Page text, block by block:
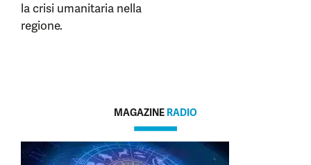
la crisi umanitaria nella
regione.
MAGAZINE RADIO